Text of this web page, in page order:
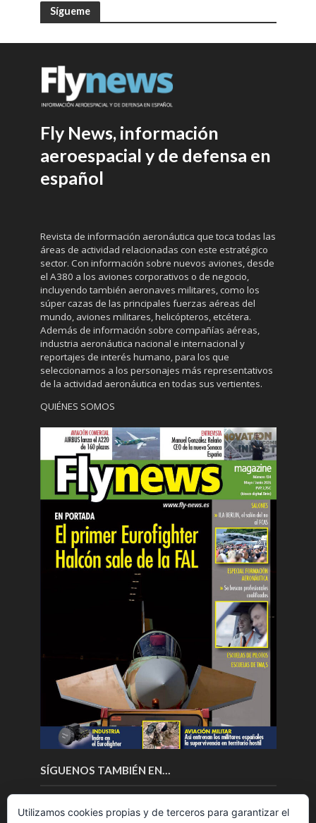
Sígueme
Fly News, información
aeroespacial y de defensa en
español
Revista de información aeronáutica que toca todas las
áreas de actividad relacionadas con este estratégico
sector. Con información sobre nuevos aviones, desde
el A380 a los aviones corporativos o de negocio,
incluyendo también aeronaves militares, como los
súper cazas de las principales fuerzas aéreas del
mundo, aviones militares, helicópteros, etcétera.
Además de información sobre compañías aéreas,
industria aeronáutica nacional e internacional y
reportajes de interés humano, para los que
seleccionamos a los personajes más representativos
de la actividad aeronáutica en todas sus vertientes.
QUIÉNES SOMOS
SÍGUENOS TAMBIÉN EN…
Utilizamos cookies propias y de terceros para garantizar el